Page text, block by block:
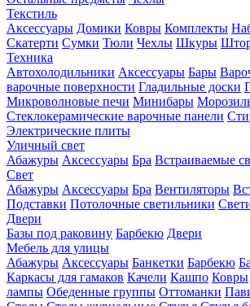
Текстиль
Аксессуары Домики Ковры Комплекты
Скатерти Сумки Тюли Чехлы Шкуры
Техника
Автохолодильники Аксессуары Бары
варочные поверхности Гладильные доски
Микроволновые печи Минибары
Стеклокерамические варочные панели
Электрические плиты
Уличный свет
Абажуры Аксессуары Бра Встраиваемые
Свет
Абажуры Аксессуары Бра Вентиляторы
Подставки Потолочные светильники
Двери
Базы под раковину Барбекю Двери
Мебель для улицы
Абажуры Аксессуары Банкетки Барбекю
Каркасы для гамаков Качели Кашпо Ковры
лампы Обеденные группы Оттоманки